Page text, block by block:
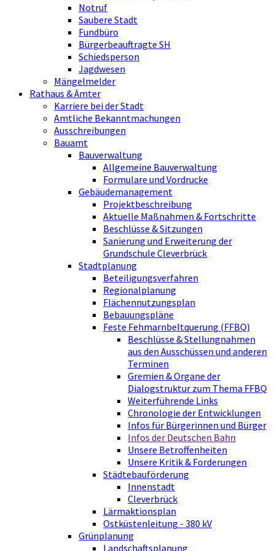
Notruf
Saubere Stadt
Fundbüro
Bürgerbeauftragte SH
Schiedsperson
Jagdwesen
Mängelmelder
Rathaus & Ämter
Karriere bei der Stadt
Amtliche Bekanntmachungen
Ausschreibungen
Bauamt
Bauverwaltung
Allgemeine Bauverwaltung
Formulare und Vordrucke
Gebäudemanagement
Projektbeschreibung
Aktuelle Maßnahmen & Fortschritte
Beschlüsse & Sitzungen
Sanierung und Erweiterung der
Grundschule Cleverbrück
Stadtplanung
Beteiligungsverfahren
Regionalplanung
Flächennutzungsplan
Bebauungspläne
Feste Fehmarnbeltquerung (FFBQ)
Beschlüsse & Stellungnahmen
aus den Ausschüssen und anderen
Terminen
Gremien & Organe der
Dialogstruktur zum Thema FFBQ
Weiterführende Links
Chronologie der Entwicklungen
Infos für Bürgerinnen und Bürger
Infos der Deutschen Bahn
Unsere Betroffenheiten
Unsere Kritik & Forderungen
Städtebauförderung
Innenstadt
Cleverbrück
Lärmaktionsplan
Ostküstenleitung - 380 kV
Grünplanung
Landschaftsplanung